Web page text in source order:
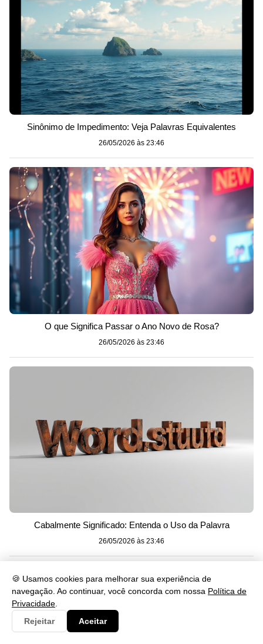
🍪 Usamos cookies para melhorar sua experiência de
navegação. Ao continuar, você concorda com nossa Política de
Privacidade
Rejeitar
Aceitar
Sinônimo de Impedimento: Veja Palavras Equivalentes
26/05/2026 às 23:46
O que Significa Passar o Ano Novo de Rosa?
26/05/2026 às 23:46
Cabalmente Significado: Entenda o Uso da Palavra
26/05/2026 às 23:46